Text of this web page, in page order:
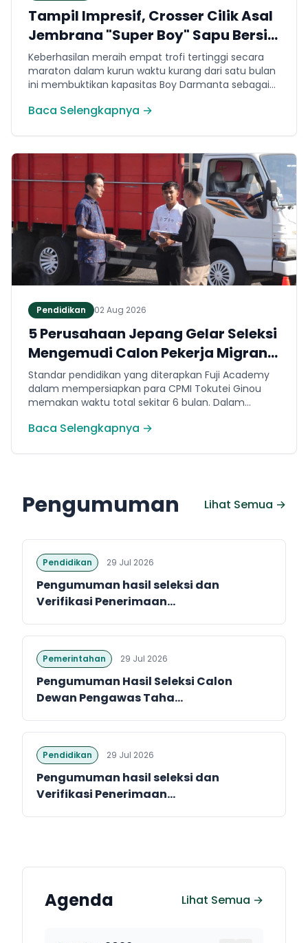
Tampil Impresif, Crosser Cilik Asal
Jembrana "Super Boy" Sapu Bersih
4 Gelar Juara Motocross 50cc di
Jawa
Keberhasilan meraih empat trofi tertinggi secara
maraton dalam kurun waktu kurang dari satu bulan
ini membuktikan kapasitas Boy Darmanta sebagai
dimiliki Jembrana di kancah motocross nasional
Baca Selengkapnya →
Pendidikan 02 Aug 2026
5 Perusahaan Jepang Gelar Seleksi
Mengemudi Calon Pekerja Migran
Jembrana
Standar pendidikan yang diterapkan Fuji Academy
dalam mempersiapkan para CPMI Tokutei Ginou
memakan waktu total sekitar 6 bulan. Dalam
menguasai sejumlah kompetensi. Seperti
(internal Fuji Academy). Sertifikasi resmi bahasa
Jepang.
Baca Selengkapnya →
Pengumuman Lihat Semua →
Pendidikan 29 Jul 2026
Pengumuman hasil seleksi dan
Verifikasi Penerimaan...
Pemerintahan 29 Jul 2026
Pengumuman Hasil Seleksi Calon
Dewan Pengawas Taha...
Pendidikan 29 Jul 2026
Pengumuman hasil seleksi dan
Verifikasi Penerimaan...
Agenda Lihat Semua →